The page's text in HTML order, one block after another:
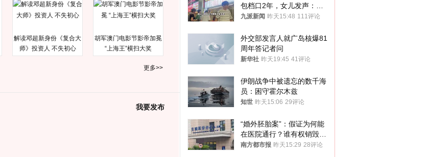
解读邓超新身份《复合大
师》投资人 不失初心
胡军澳门电影节影帝加冕
“上海王”横扫大奖
更多>>
我要发布
包档口2年，女儿发声：初
衷是为了陪伴，毕业后将不
九派新闻 昨天15:48 111评论
外交部发言人就广岛核爆81
周年答记者问
新华社 昨天19:45 41评论
伊朗战争中被遗忘的数千海
员：困守霍尔木兹
知世 昨天15:06 29评论
“婚外胚胎案”：假证为何能
在医院通行？谁有权销毁胚
胎？
南方都市报 昨天15:29 28评论